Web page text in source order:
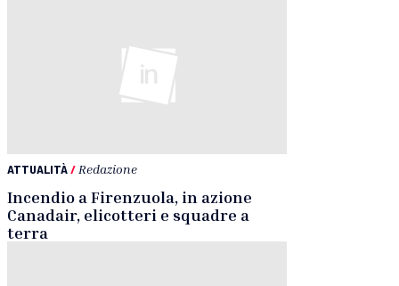
ATTUALITÀ/ Redazione
Incendio a Firenzuola, in azione
Canadair, elicotteri e squadre a
terra